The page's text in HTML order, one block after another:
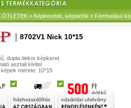
ÖTLETEK » Képkeretek, képtartók » Fémhatású
8702V1 Nick 10*15
dupla dekor képkeret
asztali kivitel
mérete: 10*15